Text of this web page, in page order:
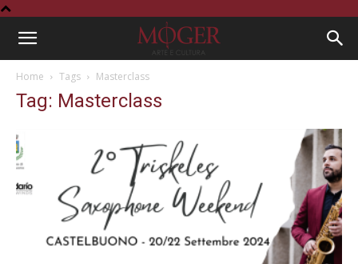
Home Tags Masterclass
Tag: Masterclass